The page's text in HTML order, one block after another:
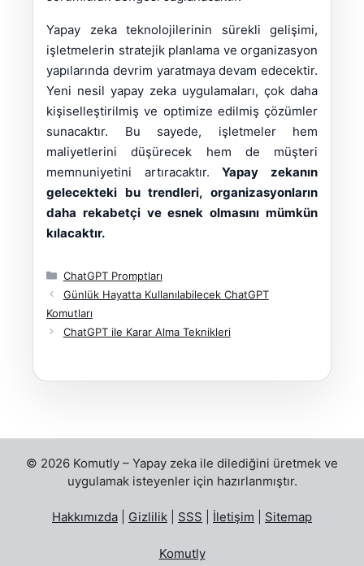
Yapay zeka teknolojilerinin sürekli gelişimi,
işletmelerin stratejik planlama ve organizasyon
yapılarında devrim yaratmaya devam edecektir.
Yeni nesil yapay zeka uygulamaları, çok daha
kişiselleştirilmiş ve optimize edilmiş çözümler
sunacaktır. Bu sayede, işletmeler hem
maliyetlerini düşürecek hem de müşteri
memnuniyetini artıracaktır.Yapay zekanın
gelecekteki bu trendleri, organizasyonların
daha rekabetçi ve esnek olmasını mümkün
kılacaktır.
Kategoriler
ChatGPT Promptları
Günlük Hayatta Kullanılabilecek ChatGPT
Komutları
ChatGPT ile Karar Alma Teknikleri
© 2026 Komutly – Yapay zeka ile dilediğini üretmek ve
uygulamak isteyenler için hazırlanmıştır.
Hakkımızda Gizlilik SSS İletişim Sitemap
Komutly